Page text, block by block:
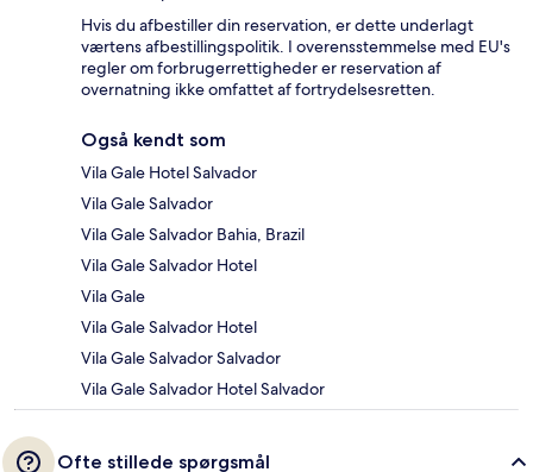
Hvis du afbestiller din reservation, er dette underlagt
værtens afbestillingspolitik. I overensstemmelse med EU's
regler om forbrugerrettigheder er reservation af
overnatning ikke omfattet af fortrydelsesretten.
Også kendt som
Vila Gale Hotel Salvador
Vila Gale Salvador
Vila Gale Salvador Bahia, Brazil
Vila Gale Salvador Hotel
Vila Gale
Vila Gale Salvador Hotel
Vila Gale Salvador Salvador
Vila Gale Salvador Hotel Salvador
Ofte stillede spørgsmål